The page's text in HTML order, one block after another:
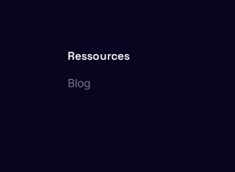
Ressources
Blog